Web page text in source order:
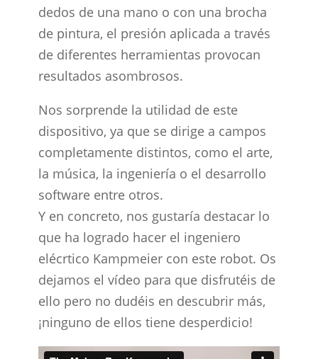
dedos de una mano o con una brocha
de pintura, el presión aplicada a través
de diferentes herramientas provocan
resultados asombrosos.
Nos sorprende la utilidad de este
dispositivo, ya que se dirige a campos
completamente distintos, como el arte,
la música, la ingeniería o el desarrollo
software entre otros.
Y en concreto, nos gustaría destacar lo
que ha logrado hacer el ingeniero
elécrtico Kampmeier con este robot. Os
dejamos el vídeo para que disfrutéis de
ello pero no dudéis en descubrir más,
¡ninguno de ellos tiene desperdicio!